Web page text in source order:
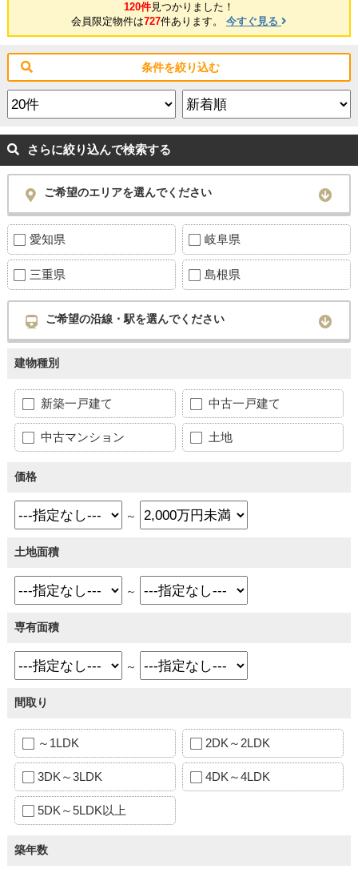
120件見つかりました！
会員限定物件は727件あります。 今すぐ見る
条件を絞り込む
さらに絞り込んで検索する
ご希望のエリアを選んでください
愛知県 岐阜県
三重県 島根県
ご希望の沿線・駅を選んでください
建物種別
新築一戸建て 中古一戸建て
中古マンション 土地
価格
～
土地面積
～
専有面積
～
間取り
～1LDK 2DK～2LDK
3DK～3LDK 4DK～4LDK
5DK～5LDK以上
築年数